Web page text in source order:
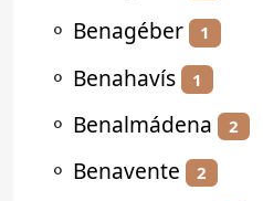
⚬ Benagéber 1
⚬ Benahavís 1
⚬ Benalmádena 2
⚬ Benavente 2